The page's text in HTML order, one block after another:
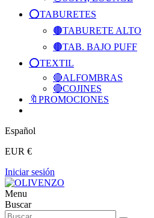
⭕️TABURETES
🟤TABURETE ALTO
🟤TAB. BAJO PUFF
⭕️TEXTIL
🔴ALFOMBRAS
🔴COJINES
🔖PROMOCIONES
Español
EUR €
Iniciar sesión
Menu
Buscar